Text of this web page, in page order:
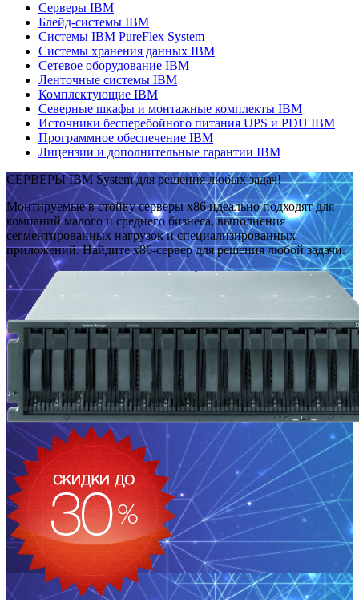
Серверы IBM
Блейд-системы IBM
Системы IBM PureFlex System
Системы хранения данных IBM
Сетевое оборудование IBM
Ленточные системы IBM
Комплектующие IBM
Северные шкафы и монтажные комплекты IBM
Источники бесперебойного питания UPS и PDU IBM
Программное обеспечение IBM
Лицензии и дополнительные гарантии IBM
СЕРВЕРЫ IBM System для решения любых задач!
Монтируемые в стойку серверы x86 идеально подходят для
компаний малого и среднего бизнеса, выполнения
сегментированных нагрузок и специализированных
приложений. Найдите x86-сервер для решения любой задачи.